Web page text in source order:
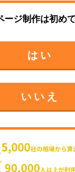
ージ制作は初め
はい
いいえ